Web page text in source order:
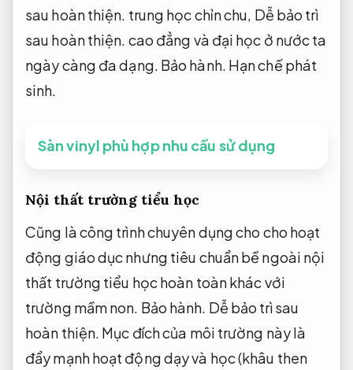
sau hoàn thiện. trung học chỉn chu, Dễ bảo trì
sau hoàn thiện. cao đẳng và đại học ở nước ta
ngày càng đa dạng. Bảo hành. Hạn chế phát
sinh.
Sàn vinyl phù hợp nhu cầu sử dụng
Nội thất trường tiểu học
Cũng là công trình chuyên dụng cho cho hoạt
động giáo dục nhưng tiêu chuẩn bề ngoài nội
thất trường tiểu học hoàn toàn khác với
trường mầm non. Bảo hành. Dễ bảo trì sau
hoàn thiện. Mục đích của môi trường này là
đẩy mạnh hoạt động dạy và học (khâu then